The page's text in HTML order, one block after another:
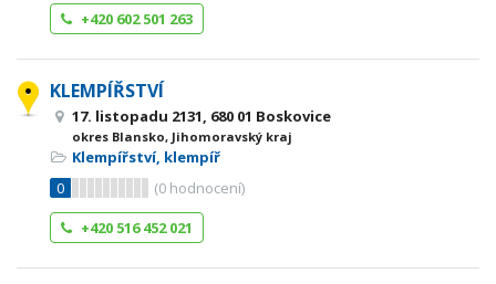
+420 602 501 263
KLEMPÍŘSTVÍ
17. listopadu 2131, 680 01 Boskovice
okres Blansko, Jihomoravský kraj
Klempířství, klempíř
0
(0 hodnocení)
+420 516 452 021